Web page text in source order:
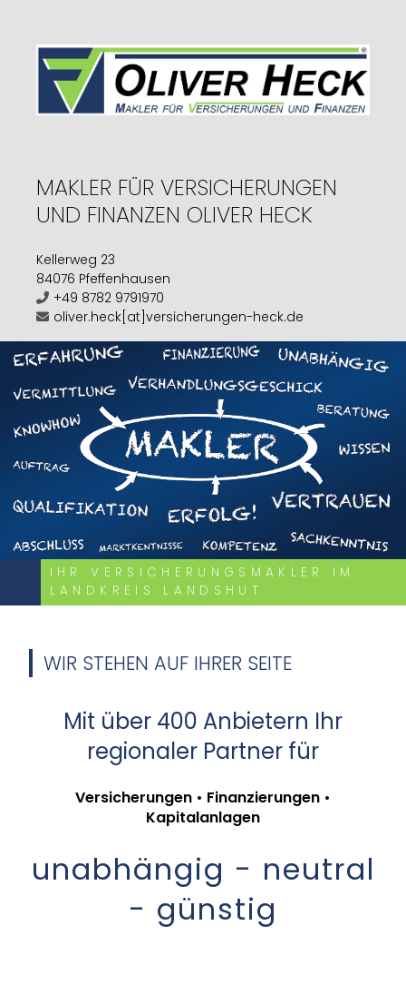
MAKLER FÜR VERSICHERUNGEN
UND FINANZEN OLIVER HECK
Kellerweg 23
84076 Pfeffenhausen
+49 8782 9791970
oliver.heck[at]versicherungen-heck.de
IHR VERSICHERUNGSMAKLER IM
LANDKREIS LANDSHUT
WIR STEHEN AUF IHRER SEITE
Mit über 400 Anbietern Ihr
regionaler Partner für
Versicherungen • Finanzierungen •
Kapitalanlagen
unabhängig - neutral
- günstig